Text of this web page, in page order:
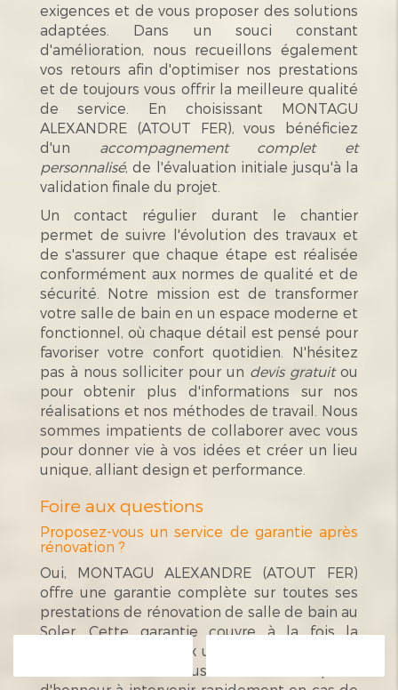
exigences et de vous proposer des solutions
adaptées. Dans un souci constant
d'amélioration, nous recueillons également
vos retours afin d'optimiser nos prestations
et de toujours vous offrir la meilleure qualité
de service. En choisissant MONTAGU
ALEXANDRE (ATOUT FER), vous bénéficiez
d'un accompagnement complet et
personnalisé, de l'évaluation initiale jusqu'à la
validation finale du projet.
Un contact régulier durant le chantier
permet de suivre l'évolution des travaux et
de s'assurer que chaque étape est réalisée
conformément aux normes de qualité et de
sécurité. Notre mission est de transformer
votre salle de bain en un espace moderne et
fonctionnel, où chaque détail est pensé pour
favoriser votre confort quotidien. N'hésitez
pas à nous solliciter pour un devis gratuitou
pour obtenir plus d'informations sur nos
réalisations et nos méthodes de travail. Nous
sommes impatients de collaborer avec vous
pour donner vie à vos idées et créer un lieu
unique, alliant design et performance.
Foire aux questions
Proposez-vous un service de garantie après
rénovation ?
Oui, MONTAGU ALEXANDRE (ATOUT FER)
offre une garantie complète sur toutes ses
prestations de rénovation de salle de bain au
Soler. Cette garantie couvre à la fois la
qualité des matériaux utilisés et la précision
de l'installation. Nous mettons un point